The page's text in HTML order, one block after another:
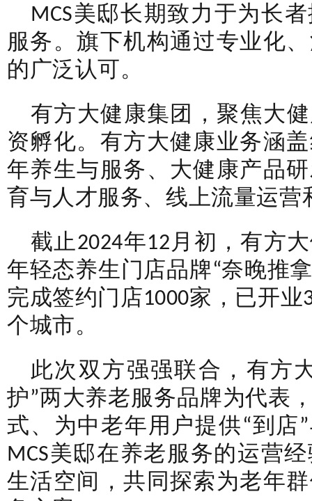
MCS美邸长期致力于为长
服务。旗下机构通过专业化
的广泛认可。
有方大健康集团，聚焦大
资孵化。有方大健康业务涵
年养生与服务、大健康产品
育与人才服务、线上流量运营
截止2024年12月初，有方
年轻态养生门店品牌“奈晚推
完成签约门店1000家，已开
个城市。
此次双方强强联合，有方
护”两大养老服务品牌为代表
式、为中老年用户提供“到店
MCS美邸在养老服务的运营
生活空间，共同探索为老年